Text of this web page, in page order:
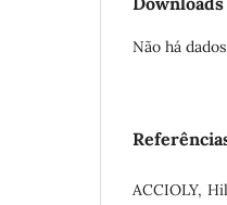
Não há
ACCIOLY,